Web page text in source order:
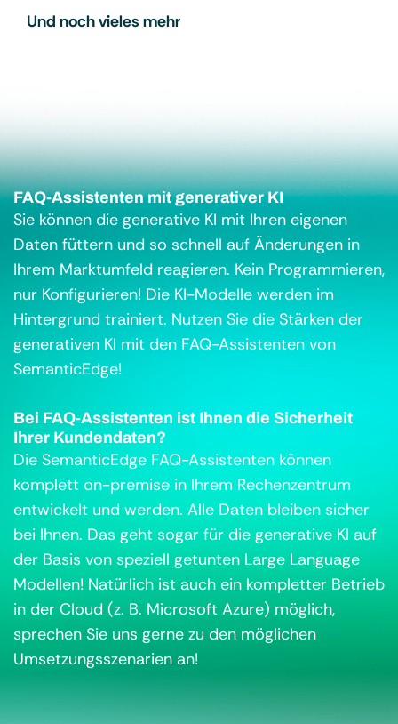
Und noch vieles mehr
FAQ-Assistenten mit generativer KI
Sie können die generative KI mit Ihren eigenen
Daten füttern und so schnell auf Änderungen in
Ihrem Marktumfeld reagieren. Kein Programmieren,
nur Konfigurieren! Die KI-Modelle werden im
Hintergrund trainiert. Nutzen Sie die Stärken der
generativen KI mit den FAQ-Assistenten von
SemanticEdge!
Bei FAQ-Assistenten ist Ihnen die Sicherheit
Ihrer Kundendaten?
Die SemanticEdge FAQ-Assistenten können
komplett on-premise in Ihrem Rechenzentrum
entwickelt und werden. Alle Daten bleiben sicher
bei Ihnen. Das geht sogar für die generative KI auf
der Basis von speziell getunten Large Language
Modellen! Natürlich ist auch ein kompletter Betrieb
in der Cloud (z. B. Microsoft Azure) möglich,
sprechen Sie uns gerne zu den möglichen
Umsetzungsszenarien an!